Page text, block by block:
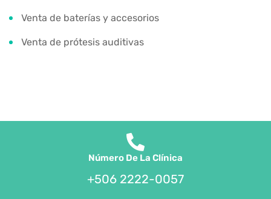
Venta de baterías y accesorios
Venta de prótesis auditivas
Número De La Clínica
+506 2222-0057